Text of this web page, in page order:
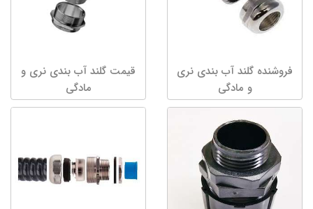
فروشنده گلند آب بندی نری
و مادگی
قیمت گلند آب بندی نری و
مادگی